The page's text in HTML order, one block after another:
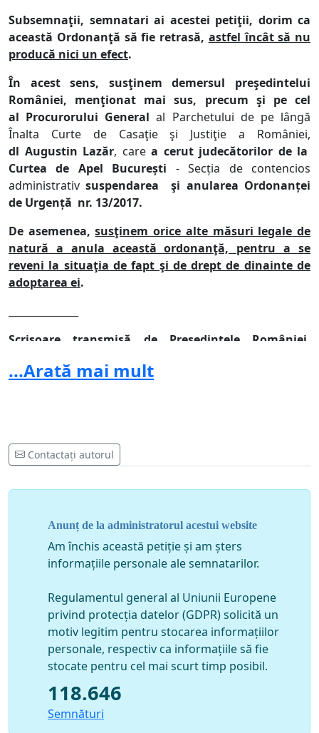
Subsemnaţii, semnatari ai acestei petiţii, dorim ca
această Ordonanţă să fie retrasă, astfel încât să nu
producă nici un efect.
În acest sens, susţinem demersul preşedintelui
României, menţionat mai sus, precum şi pe cel
al Procurorului Generalal Parchetului de pe lângă
Înalta Curte de Casaţie şi Justiţie a României,
dl Augustin Lazăr, carea cerut judecătorilor de la
Curtea de Apel București - Secția de contencios
administrativsuspendarea şi anularea Ordonanței
de Urgență nr. 13/2017.
De asemenea,susţinem orice alte măsuri legale de
natură a anula această ordonanţă, pentru a se
reveni la situaţia de fapt şi de drept de dinainte de
adoptarea ei.
Scrisoare transmisă de Preşedintele României,
domnul Sorin Mihai Grindeanu
Ordonanţa de urgenţă nr. 13/2017 pentru modificarea şi
completarea Legii nr. 286/2009 privind Codul penal şi a Legii
Având în vedere prevederile art. 115 alin. (4) din Constituţia
României potrivit cărora Guvernul poate adopta Ordonanţe
de urgenţă numai în situaţii extraordinare a căror
Constatând faptul că Guvernul a adoptat acest act normativ
cu o zi înainte de începerea sesiunii ordinare a
Parlamentului, ceea ce pune în discuţie însăşi necesitatea
acestui demers,
Reţinând incidenţa dispoziţiilor Legii nr. 317/2004 privind
Consiliul Superior al Magistraturii ce conferă acestei
autorităţi, în calitatea sa de garant al independenţei justiţiei,
...Arată mai mult
Contactați autorul
Anunț de la administratorul acestui website
Am închis această petiție și am șters
informațiile personale ale semnatarilor.
Regulamentul general al Uniunii Europene
privind protecția datelor (GDPR) solicită un
motiv legitim pentru stocarea informațiilor
personale, respectiv ca informațiile să fie
stocate pentru cel mai scurt timp posibil.
118.646
Semnături